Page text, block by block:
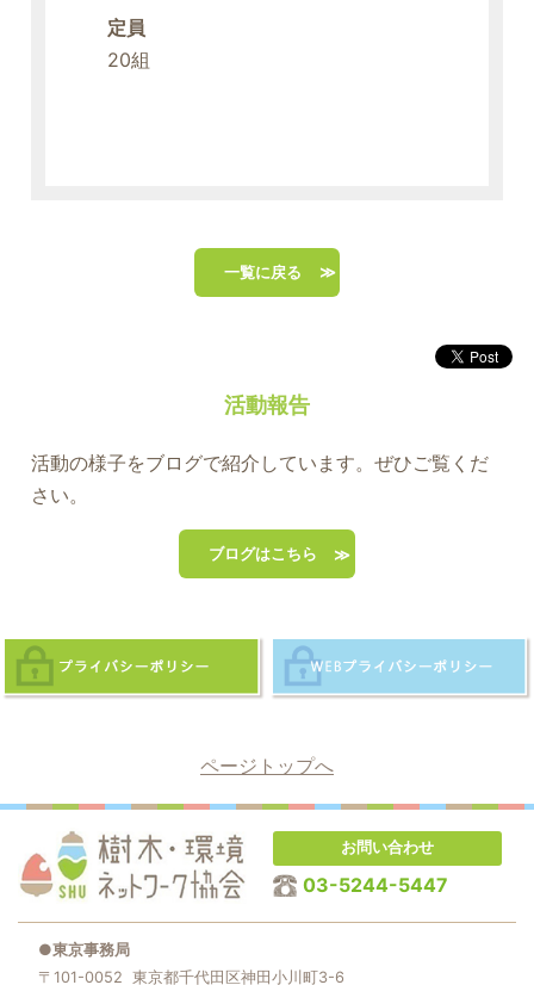
定員
20組
一覧に戻る
活動報告
活動の様子をブログで紹介しています。ぜひご覧くだ
さい。
ブログはこちら
ページトップへ
お問い合わせ
03-5244-5447
●東京事務局
〒101-0052 東京都千代田区神田小川町3-6